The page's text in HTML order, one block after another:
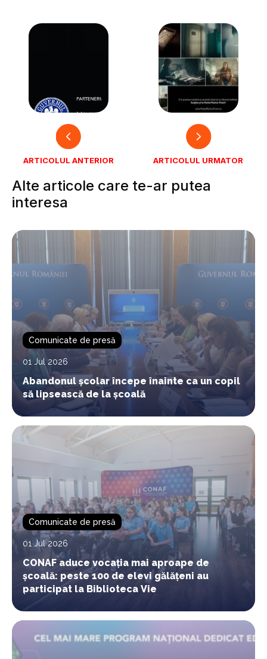
ARTICOLUL ANTERIOR ARTICOLUL URMATOR
Alte articole care te-ar putea
interesa
Comunicate de presă
01 Jul 2026
Abandonul școlar începe înainte ca un copil
să lipsească de la școală
Comunicate de presă
01 Jul 2026
CONAF aduce vocația mai aproape de
școală: peste 100 de elevi gălățeni au
participat la Biblioteca Vie